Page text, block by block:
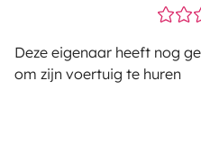
Deze eigenaar heeft nog
om zijn voertuig te huren